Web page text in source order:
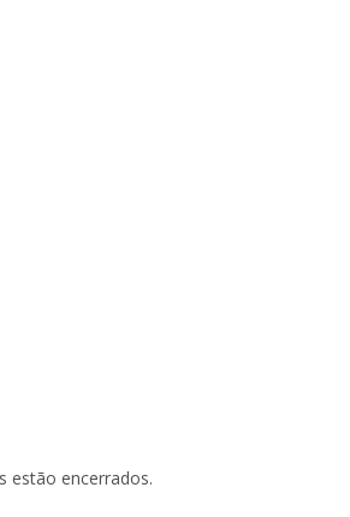
estão encerrados.